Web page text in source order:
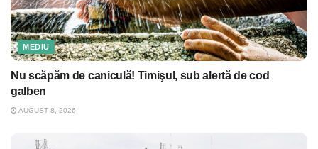
MEDIU
Nu scăpăm de caniculă! Timişul, sub alertă de cod
galben
AUGUST 8, 2026